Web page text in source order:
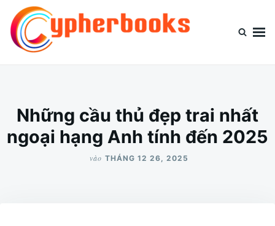
Nhảy
đến
nội
Tìm
kiếm
cho:
Những cầu thủ đẹp trai nhất
ngoại hạng Anh tính đến 2025
vào THÁNG 12 26, 2025